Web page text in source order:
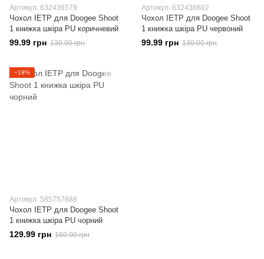
Артикул: 632436579
Чохол IETP для Doogee Shoot
1 книжка шкіра PU коричневий
99.99 грн 130.00 грн
Артикул: 632436602
Чохол IETP для Doogee Shoot
1 книжка шкіра PU червоний
99.99 грн 130.00 грн
−19%
Артикул: 585757888
Чохол IETP для Doogee Shoot
1 книжка шкіра PU чорний
129.99 грн 160.00 грн